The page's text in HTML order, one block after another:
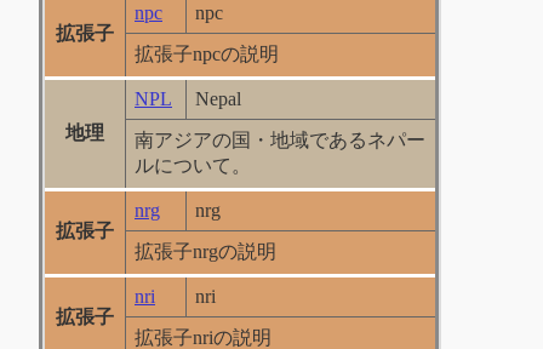
拡張子
npc
npc
拡張子npcの説明
地理
NPL
Nepal
南アジアの国・地域であるネパー
ルについて。
拡張子
nrg
nrg
拡張子nrgの説明
拡張子
nri
nri
拡張子nriの説明